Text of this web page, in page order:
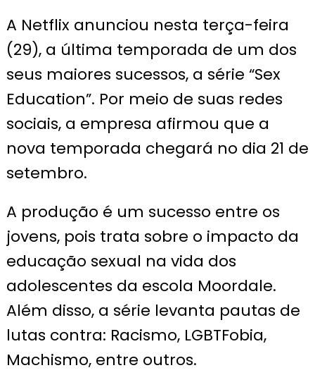
A Netflix anunciou nesta terça-feira
(29), a última temporada de um dos
seus maiores sucessos, a série “Sex
Education”. Por meio de suas redes
sociais, a empresa afirmou que a
nova temporada chegará no dia 21 de
setembro.
A produção é um sucesso entre os
jovens, pois trata sobre o impacto da
educação sexual na vida dos
adolescentes da escola Moordale.
Além disso, a série levanta pautas de
lutas contra: Racismo, LGBTFobia,
Machismo, entre outros.